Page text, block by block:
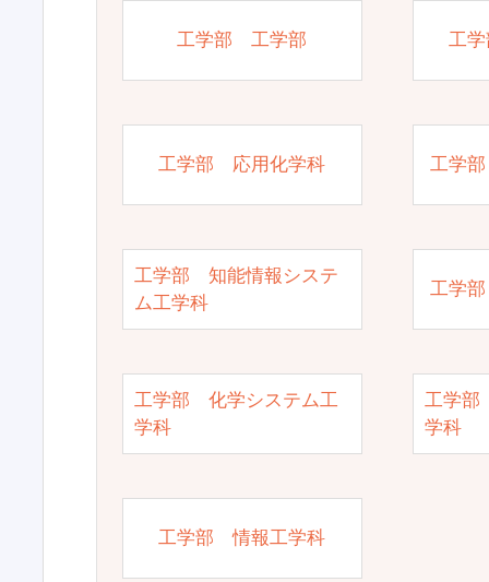
工学部 工学部 工
工学部 応用化学科 工学
工学部 知能情報システ
ム工学科
工学
工学部 化学システム工
学科
工学部
学科
工学部 情報工学科